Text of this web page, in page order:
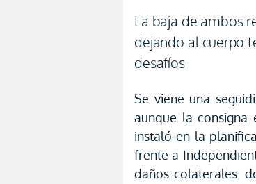
La baja de ambos
dejando al cuerpo
desafíos
Se viene una
aunque la
instaló en la
frente a
daños colaterales: